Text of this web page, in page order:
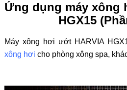
Ứng dụng máy xông
HGX15
Máy xông hơi ướt HARVIA
xông hơi cho phòng xông spa,